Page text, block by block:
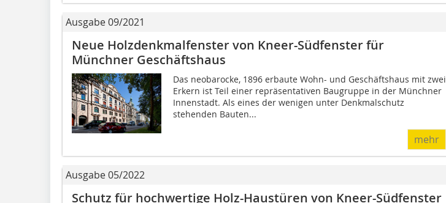
Ausgabe 09/2021
Neue Holzdenkmalfenster von Kneer-Südfenster für
Münchner Geschäftshaus
Das neobarocke, 1896 erbaute Wohn- und Geschäftshaus mit zwei
Erkern ist Teil einer repräsentativen Baugruppe in der Münchner
Innenstadt. Als eines der wenigen unter Denkmalschutz
stehenden Bauten...
mehr
Ausgabe 05/2022
Schutz für hochwertige Holz-Haustüren von Kneer-Südfenster